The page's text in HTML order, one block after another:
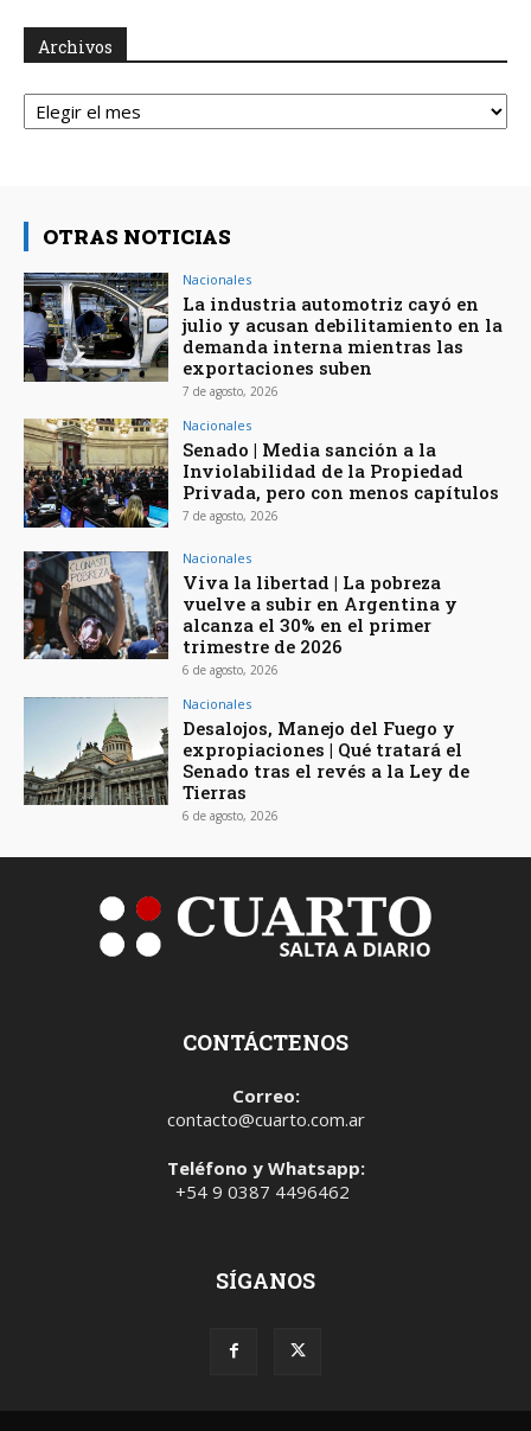
Archivos
Archivos
OTRAS NOTICIAS
Nacionales
La industria automotriz cayó en
julio y acusan debilitamiento en la
demanda interna mientras las
exportaciones suben
7 de agosto, 2026
Nacionales
Senado | Media sanción a la
Inviolabilidad de la Propiedad
Privada, pero con menos capítulos
7 de agosto, 2026
Nacionales
Viva la libertad | La pobreza
vuelve a subir en Argentina y
alcanza el 30% en el primer
trimestre de 2026
6 de agosto, 2026
Nacionales
Desalojos, Manejo del Fuego y
expropiaciones | Qué tratará el
Senado tras el revés a la Ley de
Tierras
6 de agosto, 2026
CONTÁCTENOS
Correo:
contacto@cuarto.com.ar
Teléfono y Whatsapp:
+54 9 0387 4496462
SÍGANOS